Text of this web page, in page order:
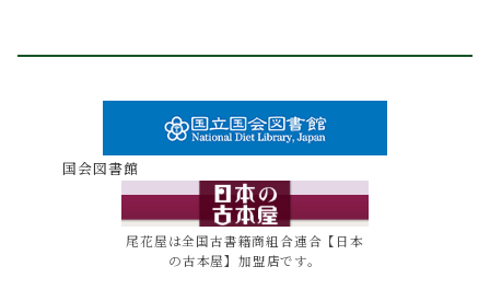
国会図書館
尾花屋は全国古書籍商組合連合【日本
の古本屋】加盟店です。